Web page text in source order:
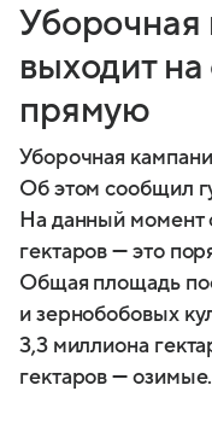
Уборочная
выходит
прямую
Уборочная
Об этом сообщил
На данный момент
гектаров — это
Общая площадь
и зернобобовых
3,3 миллиона
гектаров — озимые.